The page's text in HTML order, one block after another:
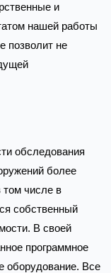
и
нашей работы
позволит не
обследования
более
том числе в
собственный
В своей
программное
оборудование. Все